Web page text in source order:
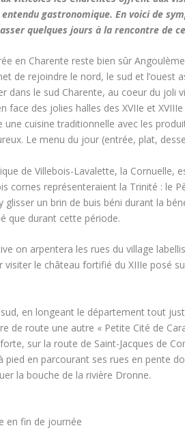
gastronomique. En voici de
quelques jours à la rencontre de
en Charente reste bien sûr
de rejoindre le nord, le sud et l’ouest
dans le sud Charente, au coeur du joli
face des jolies halles des XVIIe et
une cuisine traditionnelle avec les
Le menu du jour (entrée, plat,
de Villebois-Lavalette, la Cornuelle,
cornes représenteraient la Trinité : le
glisser un brin de buis béni durant la
que durant cette période.
on arpentera les rues du village
le château fortifié du XIIIe posé
en longeant le département tout
de route une autre « Petite Cité de
sur la route de Saint-Jacques de
pied en parcourant ses rues en pente
la bouche de la rivière Dronne.
en fin de journée